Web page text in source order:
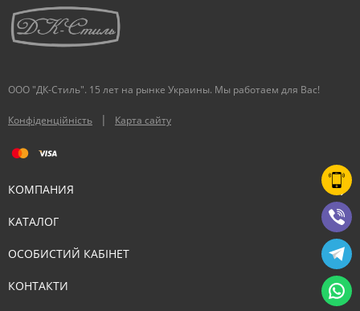
ООО "ДК-Стиль". 15 лет на рынке Украины. Мы работаем для Вас!
Конфіденційність | Карта сайту
КОМПАНИЯ
КАТАЛОГ
ОСОБИСТИЙ КАБІНЕТ
КОНТАКТИ